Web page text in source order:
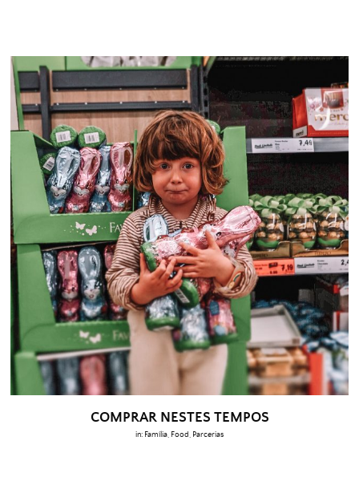
COMPRAR NESTES TEMPOS
in: Família Food Parcerias